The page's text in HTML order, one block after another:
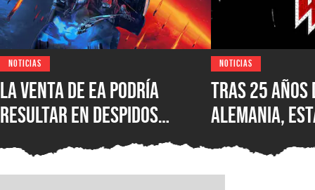
NOTICIAS
La venta de EA podría
resultar en despidos
masivos y la venta de
estudios como BioWare,
NOTICIAS
Tras 25 años
Alemania,
disponible